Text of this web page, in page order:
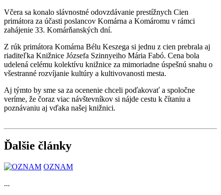
Včera sa konalo slávnostné odovzdávanie prestížnych Cien
primátora za účasti poslancov Komárna a Komáromu v rámci
zahájenie 33. Komárňanských dní.
Z rúk primátora Komárna Bélu Keszega si jednu z cien prebrala aj
riaditeľka Knižnice Józsefa Szinnyeiho Mária Fabó. Cena bola
udelená celému kolektívu knižnice za mimoriadne úspešnú snahu o
všestranné rozvíjanie kultúry a kultivovanosti mesta.
Aj týmto by sme sa za ocenenie chceli poďakovať a spoločne
veríme, že čoraz viac návštevníkov si nájde cestu k čítaniu a
poznávaniu aj vďaka našej knižnici.
Ďalšie články
OZNAM
...